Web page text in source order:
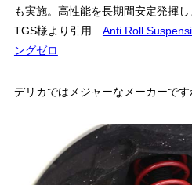
も実施。高性能を長期間安定発揮し
TGS様より引用 Anti Roll
ングゼロ
デリカではメジャーなメーカーです